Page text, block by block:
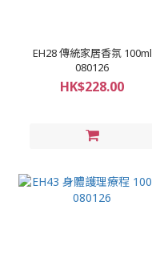
EH28 傳統家居香氛 100ml
080126
HK$228.00